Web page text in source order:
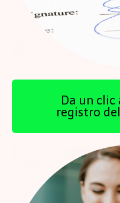
Da un clic
registro